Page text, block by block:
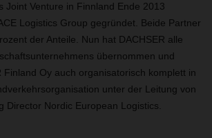
Joint Venture in Finnland Ende 2013
Logistics Group gegründet. Beide Partner
der Anteile. Nun hat DACHSER alle
übernommen und
Finland Oy auch organisatorisch komplett in
unter der Leitung von
Director Nordic European Logistics.